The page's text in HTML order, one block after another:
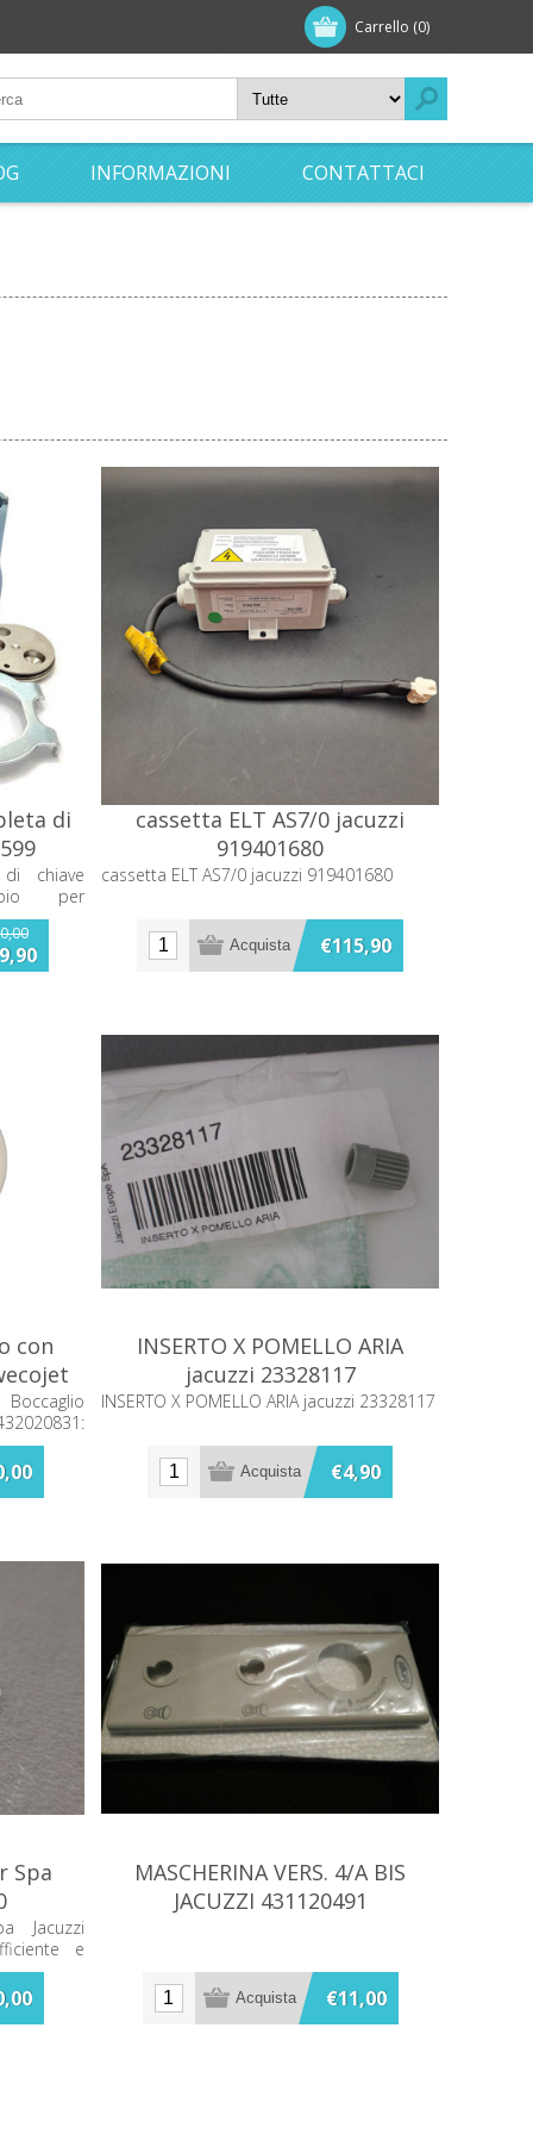
Carrello (0)
INFORMAZIONI CONTATTACI
di
chiave
per
cassetta ELT AS7/0 jacuzzi
919401680
cassetta ELT AS7/0 jacuzzi 919401680
€115,90
con
INSERTO X POMELLO ARIA
jacuzzi 23328117
INSERTO X POMELLO ARIA jacuzzi 23328117
€4,90
Spa
Jacuzzi
e
Ideale
e
MASCHERINA VERS. 4/A BIS
JACUZZI 431120491
€11,00